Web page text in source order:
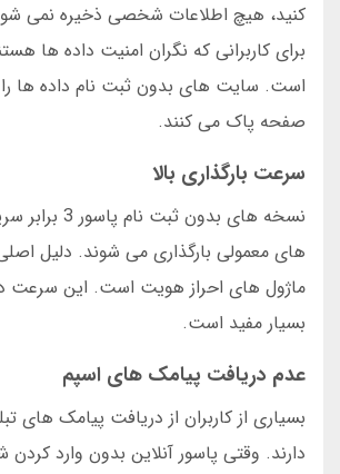
کنید، هیچ اطلاعات شخصی ذخیره نمی
برای کاربرانی که نگران امنیت داده ها
است. سایت های بدون ثبت نام داده ها
صفحه پاک می کنند.
سرعت بارگذاری بالا
نسخه های بدون
های معمولی بارگذاری می شوند. دلیل
ماژول های احراز هویت است. این سرعت
بسیار مفید است.
عدم دریافت پیامک های اسپم
بسیاری از کاربران از دریافت پیامک های
دارند. وقتی پاسور آنلاین بدون وارد کردن